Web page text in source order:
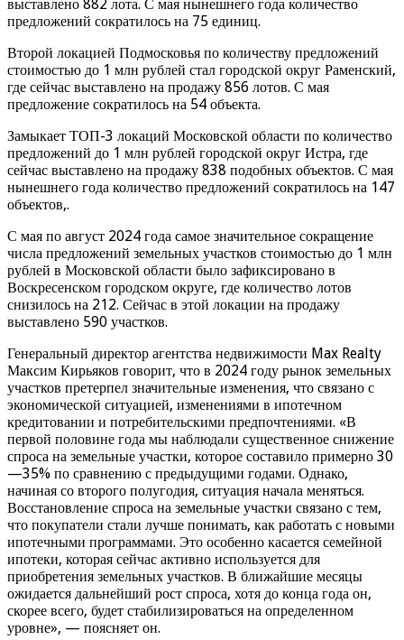
выставлено 882 лота. С мая нынешнего года количество
предложений сократилось на 75 единиц.
Второй локацией Подмосковья по количеству предложений
стоимостью до 1 млн рублей стал городской округ Раменский,
где сейчас выставлено на продажу 856 лотов. С мая
предложение сократилось на 54 объекта.
Замыкает ТОП-3 локаций Московской области по количество
предложений до 1 млн рублей городской округ Истра, где
сейчас выставлено на продажу 838 подобных объектов. С мая
нынешнего года количество предложений сократилось на 147
объектов,.
С мая по август 2024 года самое значительное сокращение
числа предложений земельных участков стоимостью до 1 млн
рублей в Московской области было зафиксировано в
Воскресенском городском округе, где количество лотов
снизилось на 212. Сейчас в этой локации на продажу
выставлено 590 участков.
Генеральный директор агентства недвижимости Max Realty
Максим Кирьяков говорит, что в 2024 году рынок земельных
участков претерпел значительные изменения, что связано с
экономической ситуацией, изменениями в ипотечном
кредитовании и потребительскими предпочтениями. «В
первой половине года мы наблюдали существенное снижение
спроса на земельные участки, которое составило примерно 30
—35% по сравнению с предыдущими годами. Однако,
начиная со второго полугодия, ситуация начала меняться.
Восстановление спроса на земельные участки связано с тем,
что покупатели стали лучше понимать, как работать с новыми
ипотечными программами. Это особенно касается семейной
ипотеки, которая сейчас активно используется для
приобретения земельных участков. В ближайшие месяцы
ожидается дальнейший рост спроса, хотя до конца года он,
скорее всего, будет стабилизироваться на определенном
уровне», — поясняет он.